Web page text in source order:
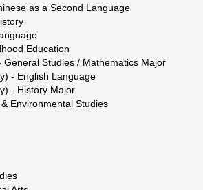
as a Second Language
Education
General Studies / Mathematics Major
- English Language
- History Major
Environmental Studies